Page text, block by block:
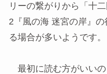
リーの繋がりから「十
2『風の海 迷宮の岸』
る場合が多いようです。
最初に読む方がいい